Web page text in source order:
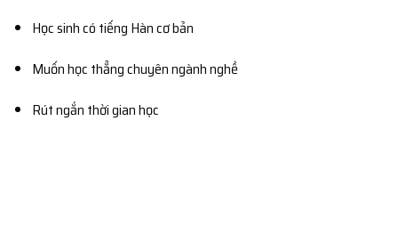
Học sinh có tiếng Hàn cơ bản
Muốn học thẳng chuyên ngành nghề
Rút ngắn thời gian học